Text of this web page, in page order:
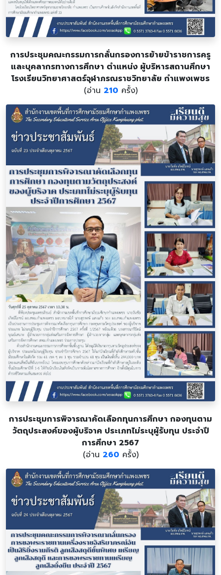
การประชุมคณะกรรมการกลั่นกรองการย้ายข้าราชการครู
และบุคลากรทางการศึกษา ตำแหน่ง ผู้บริหารสถานศึกษา
โรงเรียนวิทยาศาสตร์จุฬาภรณราชวิทยาลัย กำแพงเพชร
(อ่าน 210 ครั้ง)
การประชุมการพิจารณาคัดเลือกทุนการศึกษา กองทุนตาม
วัตถุประสงค์ของผู้บริจาค ประเภทไม่ระบุผู้รับทุน ประจำปี
การศึกษา 2567
(อ่าน 260 ครั้ง)